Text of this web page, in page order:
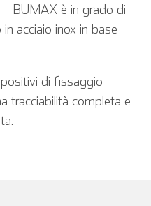
Francese
– BUMAX è in grado di
acciaio inox in base
di fissaggio
tracciabilità completa e